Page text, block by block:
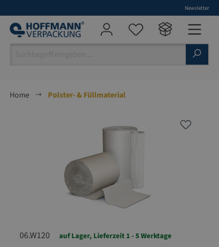
Newsletter
Home
Polster- & Füllmaterial
06.W120 auf Lager, Lieferzeit 1 - 5 Werktage